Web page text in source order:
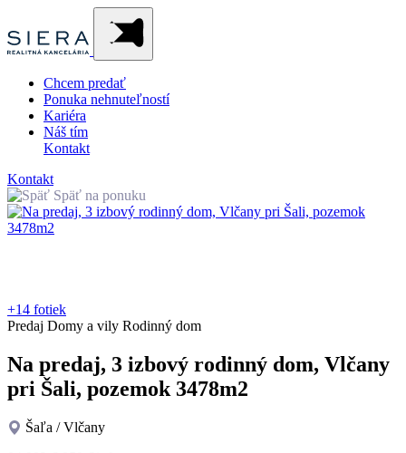
Chcem predať
Ponuka nehnuteľností
Kariéra
Náš tím
Kontakt
Kontakt
Späť na ponuku
+14 fotiek
Predaj Domy a vily Rodinný dom
Na predaj, 3 izbový rodinný dom, Vlčany
pri Šali, pozemok 3478m2
Šaľa / Vlčany